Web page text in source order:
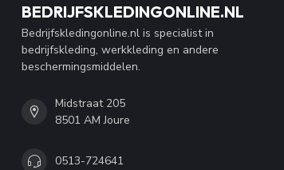
BEDRIJFSKLEDINGONLINE.NL
Bedrijfskledingonline.nl is specialist in
bedrijfskleding, werkkleding en andere
beschermingsmiddelen.
Midstraat 205
8501 AM Joure
0513-724641